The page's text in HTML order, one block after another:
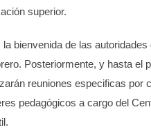
superior.
bienvenida de las autoridades
Posteriormente, y hasta el
reuniones especificas por
pedagógicos a cargo del